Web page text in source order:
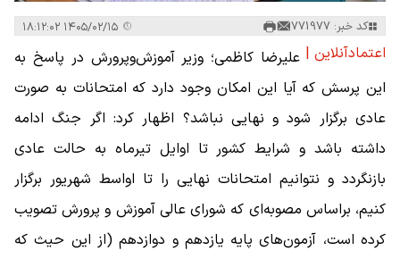
کد خبر: 771977
اعتمادآنلاین | علیرضا کاظمی؛ وزیر آموزش‌وپرورش در پاسخ به
این پرسش که آیا این امکان وجود دارد که امتحانات به صورت
عادی برگزار شود و نهایی نباشد؟ اظهار کرد: اگر جنگ ادامه
داشته باشد و شرایط کشور تا اوایل تیرماه به حالت عادی
بازنگردد و نتوانیم امتحانات نهایی را تا اواسط شهریور برگزار
کنیم، براساس مصوبه‌ای که شورای عالی آموزش و پرورش تصویب
کرده است، آزمون‌های پایه یازدهم و دوازدهم (از این حیث که